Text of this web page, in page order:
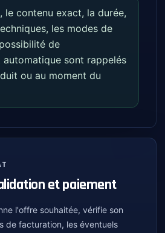
le contenu exact, la durée,
les modes de
de
automatique sont rappelés
ou au moment du
et paiement
l'offre souhaitée, vérifie son
de facturation, les éventuels